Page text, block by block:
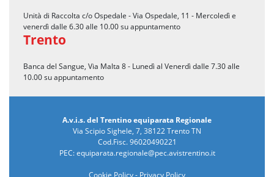
Unità di Raccolta c/o Ospedale - Via Ospedale, 11 - Mercoledì e
venerdì dalle 6.30 alle 10.00 su appuntamento
Trento
Banca del Sangue, Via Malta 8 - Lunedì al Venerdì dalle 7.30 alle
10.00 su appuntamento
A.v.i.s. del Trentino equiparata Regionale
Via Scipio Sighele, 7, 38122 Trento TN
Cod.Fisc. 96020490221
PEC:equiparata.regionale@pec.avistrentino.it